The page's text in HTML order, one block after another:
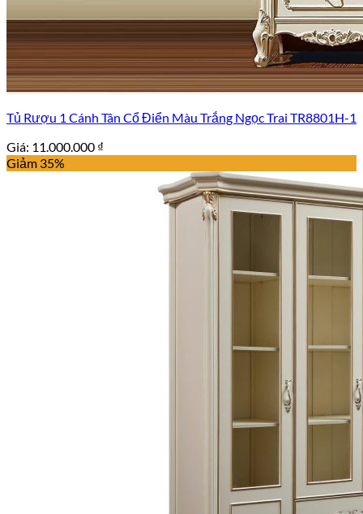
Tủ Rượu 1 Cánh Tân Cổ Điển Màu Trắng Ngọc Trai TR8801H-1
Giá: 11.000.000 ₫
Giảm 35%